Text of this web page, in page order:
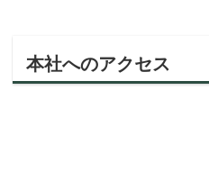
本社へのアクセス